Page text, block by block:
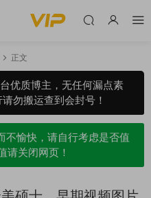
正文
优质博主，无任何漏点素
勿搬运查到会封号！
不愉快，请自行考虑是否值
请关闭网页！